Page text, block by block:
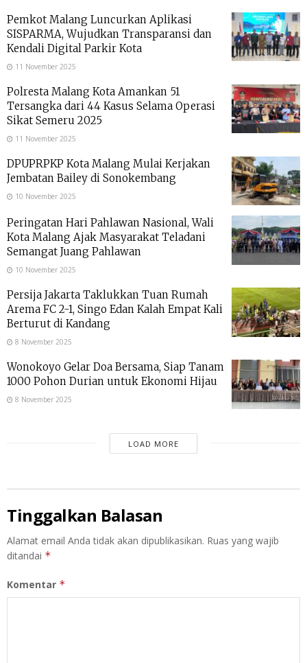
Pemkot Malang Luncurkan Aplikasi
SISPARMA, Wujudkan Transparansi dan
Kendali Digital Parkir Kota
11 November 2025
Polresta Malang Kota Amankan 51
Tersangka dari 44 Kasus Selama Operasi
Sikat Semeru 2025
11 November 2025
DPUPRPKP Kota Malang Mulai Kerjakan
Jembatan Bailey di Sonokembang
10 November 2025
Peringatan Hari Pahlawan Nasional, Wali
Kota Malang Ajak Masyarakat Teladani
Semangat Juang Pahlawan
10 November 2025
Persija Jakarta Taklukkan Tuan Rumah
Arema FC 2-1, Singo Edan Kalah Empat Kali
Berturut di Kandang
8 November 2025
Wonokoyo Gelar Doa Bersama, Siap Tanam
1000 Pohon Durian untuk Ekonomi Hijau
8 November 2025
LOAD MORE
Tinggalkan Balasan
Alamat email Anda tidak akan dipublikasikan. Ruas yang wajib
ditandai *
Komentar *